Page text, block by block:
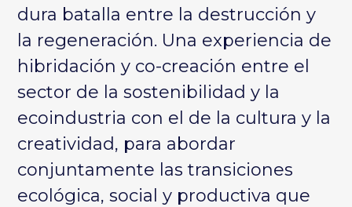
dura batalla entre la destrucción y
la regeneración. Una experiencia de
hibridación y co-creación entre el
sector de la sostenibilidad y la
ecoindustria con el de la cultura y la
creatividad, para abordar
conjuntamente las transiciones
ecológica, social y productiva que